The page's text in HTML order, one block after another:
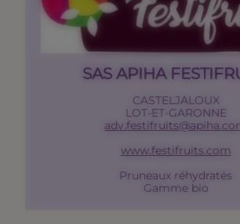
SAS APIHA
CASTELJALOUX
LOT-ET-GARONNE
www.festifruits.com
Pruneaux réhydratés
Gamme bio